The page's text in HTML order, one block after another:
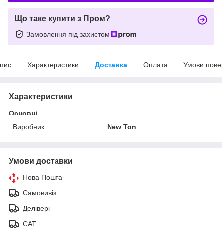
Що таке купити з Пром?
Замовлення під захистом
Характеристики Доставка Оплата Умови
Характеристики
Основні
Виробник
New Ton
Умови доставки
Нова Пошта
Самовивіз
Делівері
САТ